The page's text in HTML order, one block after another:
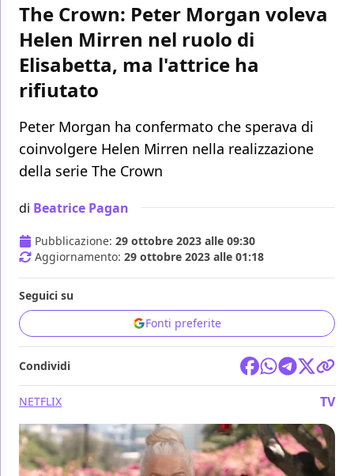
The Crown: Peter Morgan voleva
Helen Mirren nel ruolo di
Elisabetta, ma l'attrice ha
rifiutato
Peter Morgan ha confermato che sperava di
coinvolgere Helen Mirren nella realizzazione
della serie The Crown
di Beatrice Pagan
Pubblicazione: 29 ottobre 2023 alle 09:30
Aggiornamento: 29 ottobre 2023 alle 01:18
Seguici su
Fonti preferite
Condividi
NETFLIX TV